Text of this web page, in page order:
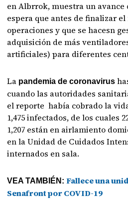
en Albrrok, muestra un avance
espera que antes de finalizar el
operaciones y que se hacesn
adquisición de más
artificiales) para diferentes
La pandemia de coronavirus
cuando las autoridades
el reporte había cobrado la
1,475 infectados, de los cuales
1,207 están en airlamiento
en la Unidad de Cuidados
internados en sala.
VEA TAMBIÉN:Fallece una
Senafront por COVID-19